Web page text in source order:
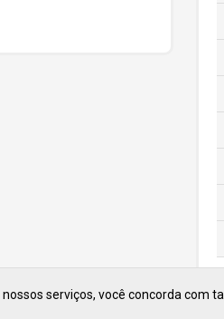
serviços, você concorda com tal